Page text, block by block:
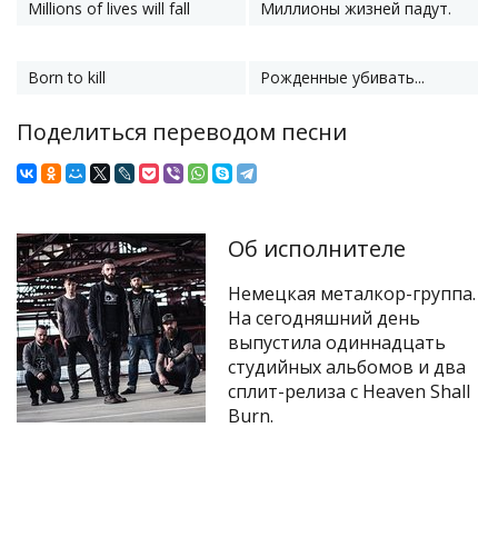
Millions of lives will fall
Миллионы жизней падут.
Born to kill Рожденные убивать...
Поделиться переводом песни
Об исполнителе
Немецкая металкор-группа.
На сегодняшний день
выпустила одиннадцать
студийных альбомов и два
сплит-релиза с Heaven Shall
Burn.